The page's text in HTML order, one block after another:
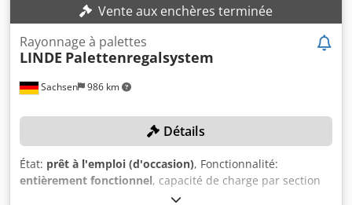
Vente aux enchères terminée
Sachsen 986 km
Rayonnage à palettes
LINDE Palettenregalsystem
Détails
État: prêt à l'emploi (d'occasion), Fonctionnalité:
entièrement fonctionnel, capacité de charge par section
, Le dépôt d'une offre engage à retirer